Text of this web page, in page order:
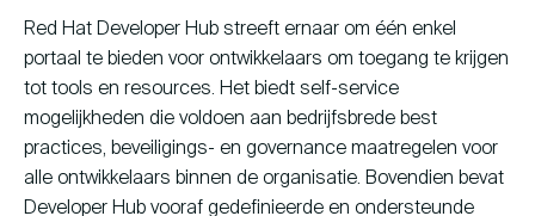
Red Hat Developer Hub streeft ernaar om één enkel
portaal te bieden voor ontwikkelaars om toegang te krijgen
tot tools en resources. Het biedt self-service
mogelijkheden die voldoen aan bedrijfsbrede best
practices, beveiligings- en governance maatregelen voor
alle ontwikkelaars binnen de organisatie. Bovendien bevat
Developer Hub vooraf gedefinieerde en ondersteunde